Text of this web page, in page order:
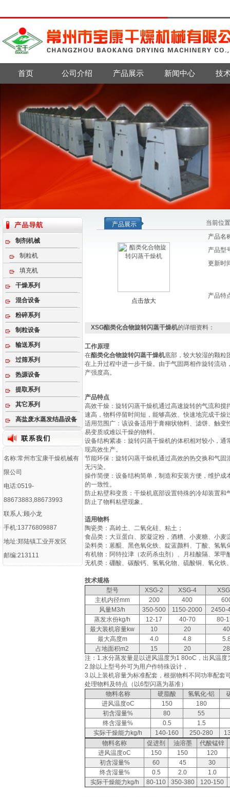
首页 公司介绍 产品展示 新闻中心 技
制剂机械
制粒机
填充机
干燥系列
混合设备
粉碎系列
制粒设备
输送系列
过筛系列
热源设备
提取系列
其它系列
高盐废水蒸发结晶设备
名称:常州市宝康干燥机械有
限公司
电话:0519-
88673883,88673993
联系人:顾小龙
手机:13776809887
地址:郑陆镇工业开发区
邮编:213111
产品展示 当前位
点击放大
产品名
产品型
更新时
产品特
XSG酯类化合物旋转闪蒸干燥机的详细资料：
工作原理
在酯类化合物旋转闪蒸干燥机底部，较大较湿的颗粒
在上升过程中进一步干燥。由于气固两相作旋转流
产强度高。
产品特点
高效干燥‌：旋转闪蒸干燥机通过高速旋转的气流和
速高，物料停留时间短，能够高效、快速地完成干燥
适用范围广‌：该设备适用于膏糊状物料、滤饼、触
易变质或难以干燥的物料‌。
设备结构紧凑‌：旋转闪蒸干燥机的体积相对较小，
现高效生产‌。
节能环保‌：旋转闪蒸干燥机通过高效的热交换和气
无污染‌。
操作简便‌：设备结构简单，制造和安装方便，维护
的一致性‌。
防止粘壁和变质‌：干燥机底部设置特殊的冷却装置
防止了物料粘壁现象‌。
适用物料
陶瓷类：高岭土、二氧化硅、粘土；
食品类：大豆蛋白、胶凝淀粉，酒糟、小麦糖、小麦
染料类：蒽醌、黑色氧化铁、靛蓝颜料、丁酸、氢氧
有机物：阿特拉津（农药杀虫剂）、月桂酸隔、苯
无机类：硼酸、碳酸钙、氢氧化物、硫酸铜、氧化
技术规格
型号
XSG-2 XSG-4
主机内径mm
200 400
风量M3/h
350-500 1150-2000
2450-
蒸发水份kg/h
12-17 40-70
80-
最大装机容量kw
10 20
40
最大高度m
4.0 4.8
占地面积m2
15 20
28
注：1.水分蒸发量是以进风温度为1 80oC，出风温
2.除以上型号外可为用户作特殊设计，
3.以上装机容量为标准配套，根据物料不同功率配套
处理物料及特点（以6型闪蒸为基准）
物料名称
硬脂酸 氢氧化-铝
进风温度oC
150
180
初含湿量%
80
55
终含湿量%
0.5
1.5
实际干燥能力kg/h
140-160 250-280
物料名称
促进剂 油溶墨
代酸锰锌
进风温度oC
150 150
120
初含湿量%
60 45
30
终含湿量%
0.5 2.0
1.0
实际干燥能力kg/h
80-110 350-380 120-150